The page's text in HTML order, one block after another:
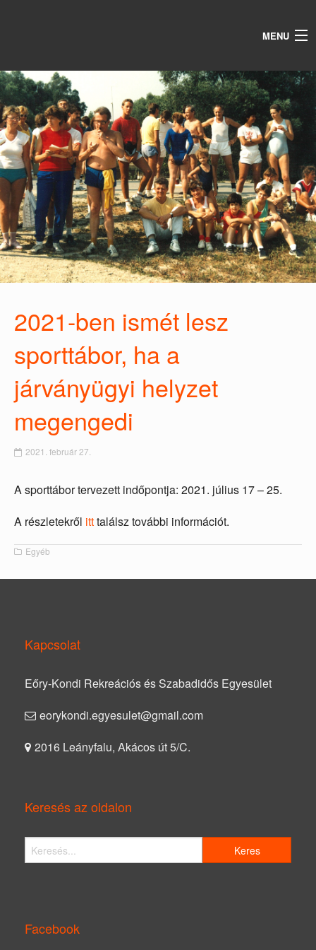
MENU
AKTUALITÁS
SPORTTÁBOR
ÉVKÖZI TORNÁK
GALÉRIA
IN MEMORIAM
EGYESÜLET
2021-ben ismét lesz
sporttábor, ha a
járványügyi helyzet
megengedi
2021. február 27.
A sporttábor tervezett indőpontja: 2021. július 17 – 25.
A részletekről itttalálsz további információt.
Egyéb
Kapcsolat
Eőry-Kondi Rekreációs és Szabadidős Egyesület
eorykondi.egyesulet@gmail.com
2016 Leányfalu, Akácos út 5/C.
Keresés az oldalon
Facebook